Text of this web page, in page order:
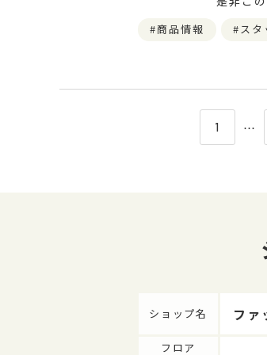
商品情報 ス
1 ⋯
ショップ名 ファ
フロア